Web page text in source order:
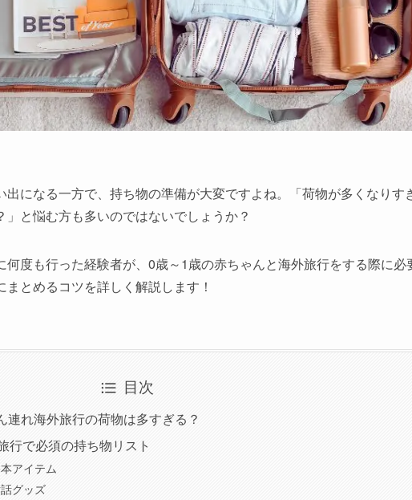
になる一方で、持ち物の準備が大変ですよね。「荷物が多くなりす
と悩む方も多いのではないでしょうか？
何度も行った経験者が、0歳～1歳の赤ちゃんと海外旅行をする際に必
とめるコツを詳しく解説します！
目次
連れ海外旅行の荷物は多すぎる？
行で必須の持ち物リスト
アイテム
グッズ